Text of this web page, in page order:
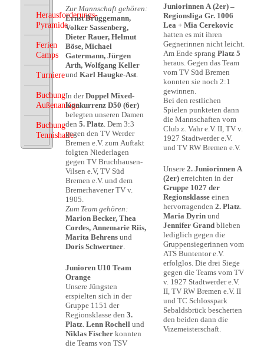
Herausforderungs-
Pyramide
Ferien
Camps
Turniere
Buchung
Außenanlage
Buchung
Tennishalle
Zur Mannschaft gehören:
Ernst Brüggemann,
Volker Sassenberg,
Dieter Rauer, Helmut
Böse, Michael
Gatermann, Jürgen
Arth, Wolfgang Keller
und Karl Haugke-Ast.
In derDoppel Mixed-
Konkurrenz D50 (6er)
belegten unseren Damen
den 5. Platz. Dem 3:3
gegen den TV Werder
Bremen e.V. zum Auftakt
folgten Niederlagen
gegen TV Bruchhausen-
Vilsen e.V, TV Süd
Bremen e.V. und dem
Bremerhavener TV v.
1905.
Zum Team gehören:
Marion Becker, Thea
Cordes, Annemarie Riis,
Marita Behrens und
Doris Schwertner.
Junioren U10 Team
Orange
Unsere Jüngsten
erspielten sich in der
Gruppe 1151 der
Regionsklasse den 3.
Platz. Lenn Rochell und
Niklas Fischerkonnten
die Teams von TSV
Juniorinnen A (2er) –
Regionsliga Gr. 1006
Lea + Mia Cerekovic
hatten es mit ihren
Gegnerinnen nicht leicht.
Am Ende sprangPlatz 5
heraus. Gegen das Team
vom TV Süd Bremen
konnten sie noch 2:1
gewinnen.
Bei den restlichen
Spielen punkteten dann
die Mannschaften vom
Club z. Vahr e.V. II, TV v.
1927 Stadtwerder e.V.
und TV RW Bremen e.V.
Unsere2. Juniorinnen A
(2er) erreichten in der
Gruppe 1027 der
Regionsklasseeinen
hervorragenden2. Platz.
Maria Dyrinund
Jennifer Grand blieben
lediglich gegen die
Gruppensiegerinnen vom
ATS Buntentor e.V.
erfolglos. Die drei Siege
gegen die Teams vom TV
v. 1927 Stadtwerder e.V.
II, TV RW Bremen e.V. II
und TC Schlosspark
Sebaldsbrück bescherten
den beiden dann die
Vizemeisterschaft.